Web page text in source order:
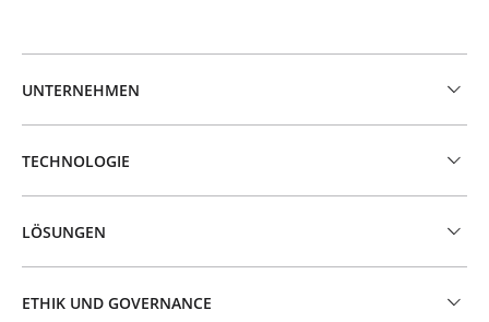
UNTERNEHMEN
TECHNOLOGIE
LÖSUNGEN
ETHIK UND GOVERNANCE